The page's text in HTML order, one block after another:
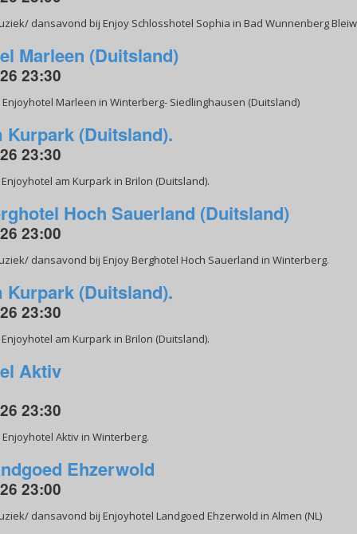
dansavond bij Enjoy Schlosshotel Sophia in Bad Wunnenberg
Marleen (Duitsland)
23:30
Marleen in Winterberg- Siedlinghausen (Duitsland)
(Duitsland).
23:30
am Kurpark in Brilon (Duitsland).
Hoch Sauerland (Duitsland)
23:00
dansavond bij Enjoy Berghotel Hoch Sauerland in Winterberg.
(Duitsland).
23:30
am Kurpark in Brilon (Duitsland).
Aktiv
23:30
Aktiv in Winterberg.
Ehzerwold
23:00
dansavond bij Enjoyhotel Landgoed Ehzerwold in Almen (NL)